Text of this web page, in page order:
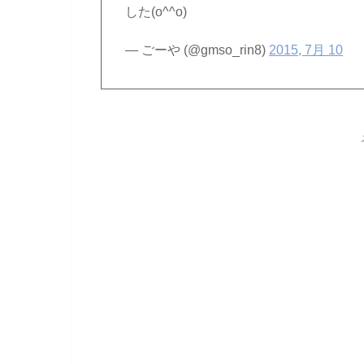
した(o^^o)
— ごーや (@gmso_rin8) 2015, 7月 10